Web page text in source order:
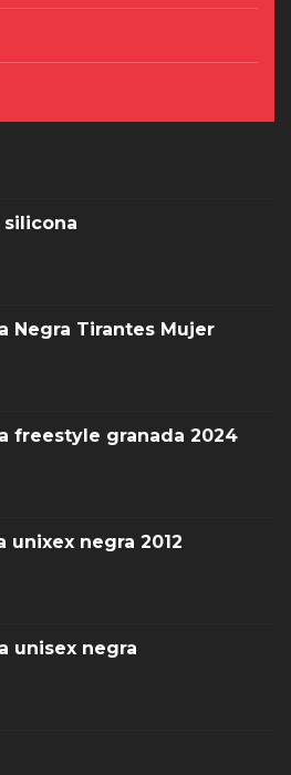
silicona
Negra Tirantes Mujer
freestyle granada 2024
unixex negra 2012
unisex negra